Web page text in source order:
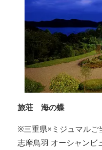
旅荘 海の蝶
※三重県×ミジュマルご当
志摩鳥羽 オーシャンビ